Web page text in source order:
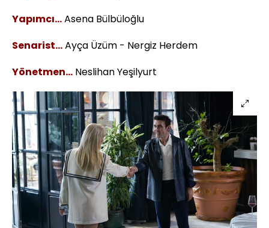
Yapımcı…Asena Bülbüloğlu
Senarist…Ayça Üzüm - Nergiz Herdem
Yönetmen… Neslihan Yeşilyurt